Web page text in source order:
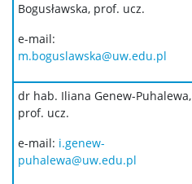
Bogusławska, prof. ucz.
e-mail:
m.boguslawska@uw.edu.pl
dr hab. Iliana Genew-Puhalewa,
prof. ucz.
e-mail: i.genew-
puhalewa@uw.edu.pl